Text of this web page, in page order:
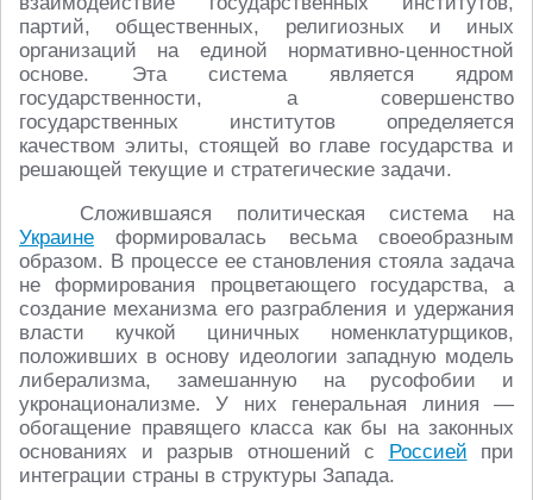
партий, общественных, религиозных и иных
организаций на единой нормативно-ценностной
основе. Эта система является ядром
государственности, а совершенство
государственных институтов определяется
качеством элиты, стоящей во главе государства и
решающей текущие и стратегические задачи.
Сложившаяся политическая система на
Украине формировалась весьма своеобразным
образом. В процессе ее становления стояла задача
не формирования процветающего государства, а
создание механизма его разграбления и удержания
власти кучкой циничных номенклатурщиков,
положивших в основу идеологии западную модель
либерализма, замешанную на русофобии и
укронационализме. У них генеральная линия ―
обогащение правящего класса как бы на законных
основаниях и разрыв отношений с Россией при
интеграции страны в структуры Запада.